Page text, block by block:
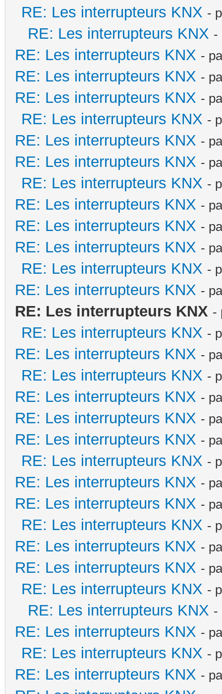
RE: Les interrupteurs KNX -
RE: Les interrupteurs KNX -
RE: Les interrupteurs KNX -
RE: Les interrupteurs KNX -
RE: Les interrupteurs KNX -
RE: Les interrupteurs KNX -
RE: Les interrupteurs KNX -
RE: Les interrupteurs KNX -
RE: Les interrupteurs KNX -
RE: Les interrupteurs KNX -
RE: Les interrupteurs KNX -
RE: Les interrupteurs KNX -
RE: Les interrupteurs KNX -
RE: Les interrupteurs KNX -
RE: Les interrupteurs KNX -
RE: Les interrupteurs KNX -
RE: Les interrupteurs KNX -
RE: Les interrupteurs KNX -
RE: Les interrupteurs KNX -
RE: Les interrupteurs KNX -
RE: Les interrupteurs KNX -
RE: Les interrupteurs KNX -
RE: Les interrupteurs KNX -
RE: Les interrupteurs KNX -
RE: Les interrupteurs KNX -
RE: Les interrupteurs KNX -
RE: Les interrupteurs KNX -
RE: Les interrupteurs KNX -
RE: Les interrupteurs KNX -
RE: Les interrupteurs KNX -
RE: Les interrupteurs KNX -
RE: Les interrupteurs KNX -